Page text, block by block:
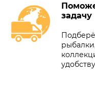
задачу